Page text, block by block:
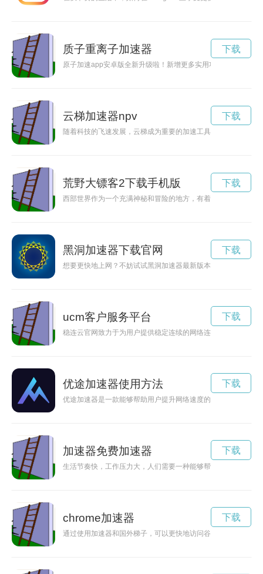
质子重离子加速器
原子加速app安卓版全新升级啦！新增更多实用功能，带给用户
下载
云梯加速器npv
随着科技的飞速发展，云梯成为重要的加速工具，推动着创新
下载
荒野大镖客2下载手机版
西部世界作为一个充满神秘和冒险的地方，有着许多隐藏的秘
下载
黑洞加速器下载官网
想要更快地上网？不妨试试黑洞加速器最新版本！通过优化网
下载
ucm客户服务平台
稳连云官网致力于为用户提供稳定连续的网络连接服务，让您
下载
优途加速器使用方法
优途加速器是一款能够帮助用户提升网络速度的应用程序，其
下载
加速器免费加速器
生活节奏快，工作压力大，人们需要一种能够帮助放松身心、
下载
chrome加速器
通过使用加速器和国外梯子，可以更快地访问谷歌等国外网站
下载